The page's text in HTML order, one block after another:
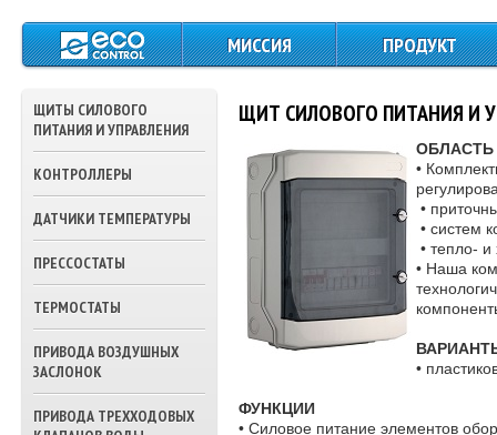
МИССИЯ ПРОДУКТ
ПИТАНИЯ И
УПРАВЛЕНИЯ
КОНТРОЛЛЕРЫ
ДАТЧИКИ
ТЕМПЕРАТУРЫ
ПРЕССОСТАТЫ
ТЕРМОСТАТЫ
ПРИВОДА
ПРИВОДА
ЩИТЫ СИЛОВОГО
ПИТАНИЯ И УПРАВЛЕНИЯ
КОНТРОЛЛЕРЫ
ДАТЧИКИ ТЕМПЕРАТУРЫ
ПРЕССОСТАТЫ
ТЕРМОСТАТЫ
ПРИВОДА ВОЗДУШНЫХ
ЗАСЛОНОК
ПРИВОДА ТРЕХХОДОВЫХ
ЩИТ СИЛОВОГО ПИТАНИЯ И
•
•
• систем
• тепло-
• Наша
•
ФУНКЦИИ
• Силовое питание элементов